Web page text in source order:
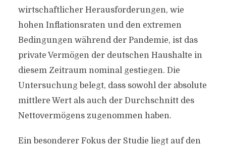
wirtschaftlicher Herausforderungen, wie
hohen Inflationsraten und den extremen
Bedingungen während der Pandemie, ist das
private Vermögen der deutschen Haushalte in
diesem Zeitraum nominal gestiegen. Die
Untersuchung belegt, dass sowohl der absolute
mittlere Wert als auch der Durchschnitt des
Nettovermögens zugenommen haben.
Ein besonderer Fokus der Studie liegt auf den